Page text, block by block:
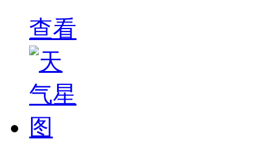
查看